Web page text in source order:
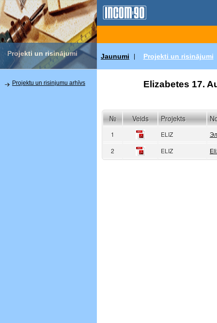
Projekti un risinājumi Jaunumi Projekti un risinājumi
Projektu un risinjumu arhīvs Elizabetes 17.
№ Veids Projekts
1 ELIZ
2
ELIZ